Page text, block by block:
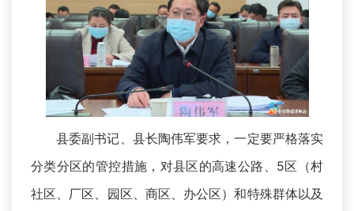
县委副书记、县长陶伟军要求，一定要严格落实
分类分区的管控措施，对县区的高速公路、5区（村
社区、厂区、园区、商区、办公区）和特殊群体以及